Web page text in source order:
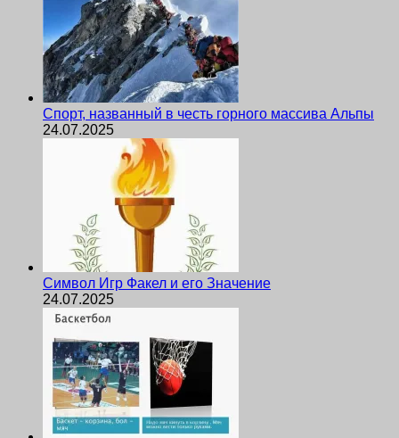
Спорт, названный в честь горного массива Альпы
24.07.2025
Символ Игр Факел и его Значение
24.07.2025